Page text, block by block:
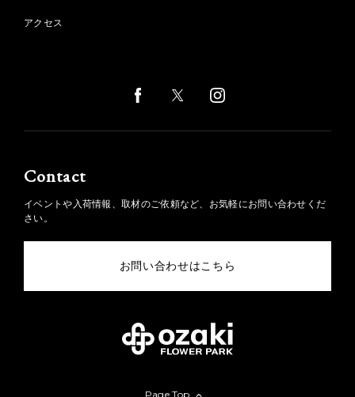
アクセス
Contact
イベントや入荷情報、取材のご依頼など、お気軽にお問い合わせくだ
さい。
お問い合わせはこちら
Page Top